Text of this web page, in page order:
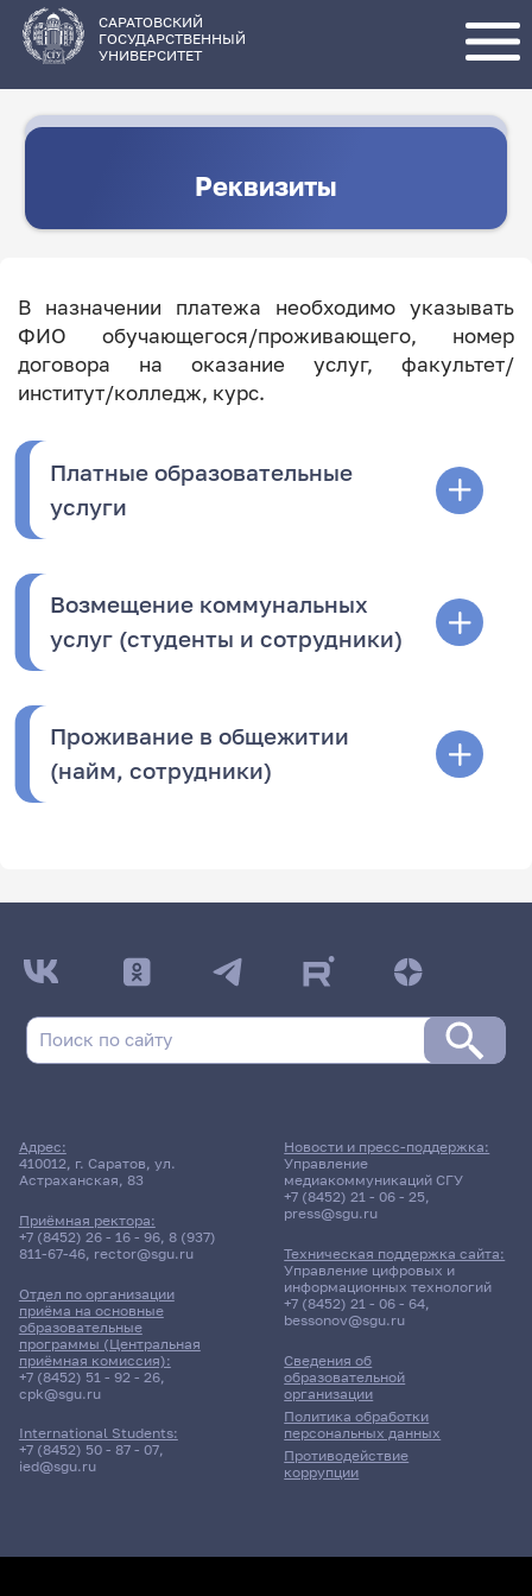
основному
содержанию
САРАТОВСКИЙ
ГОСУДАРСТВЕННЫЙ
УНИВЕРСИТЕТ
Реквизиты
В назначении платежа необходимо указывать
ФИО обучающегося/проживающего, номер
договора на оказание услуг, факультет/
институт/колледж, курс.
Платные образовательные
услуги
Возмещение коммунальных
услуг (студенты и сотрудники)
Проживание в общежитии
(найм, сотрудники)
Адрес:
410012, г. Саратов, ул.
Астраханская, 83
Приёмная ректора:
+7 (8452) 26 - 16 - 96, 8 (937)
811-67-46, rector@sgu.ru
Отдел по организации
приёма на основные
образовательные
программы (Центральная
приёмная комиссия):
+7 (8452) 51 - 92 - 26,
cpk@sgu.ru
International Students:
+7 (8452) 50 - 87 - 07,
ied@sgu.ru
Сведения об
образовательной
организации
Политика обработки
персональных данных
Противодействие
коррупции
Новости и пресс-поддержка:
Управление
медиакоммуникаций СГУ
+7 (8452) 21 - 06 - 25,
press@sgu.ru
Техническая поддержка сайта:
Управление цифровых и
информационных технологий
+7 (8452) 21 - 06 - 64,
bessonov@sgu.ru